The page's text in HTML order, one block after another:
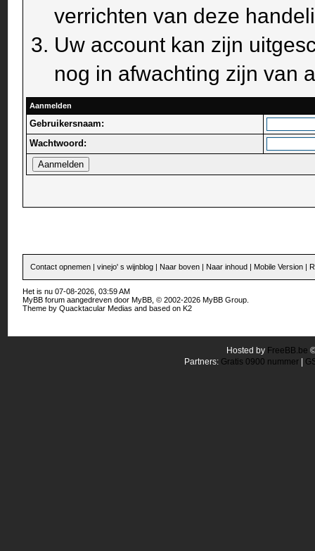
verrichten van deze
Uw account kan zijn
nog in afwachting zijn van
Aanmelden
Gebruikersnaam:
Wachtwoord:
Contact opnemen |vinejo' s wijnblog | Naar boven | Naar inhoud | Mobile Version |
Het is nu 07-08-2026, 03:59 AM
MyBB forum aangedreven doorMyBB , © 2002-2026MyBB Group
Theme byQuacktacular Medias and based onK2
Hosted by FreeBB.be
Partners: Gratis 0900 nummer|